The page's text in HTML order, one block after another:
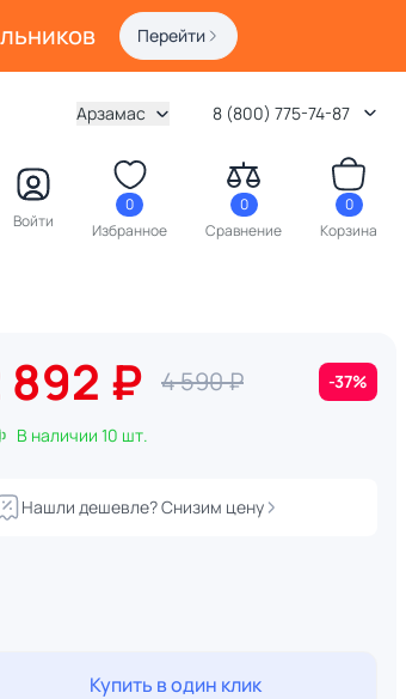
Перейти
Арзамас 8 (800) 775-74-87
Войти
0
Избранное
0
Сравнение
0
Корзина
892 ₽ 4 590 ₽ -37%
В наличии 10 шт.
Нашли дешевле? Снизим цену
Купить в один клик